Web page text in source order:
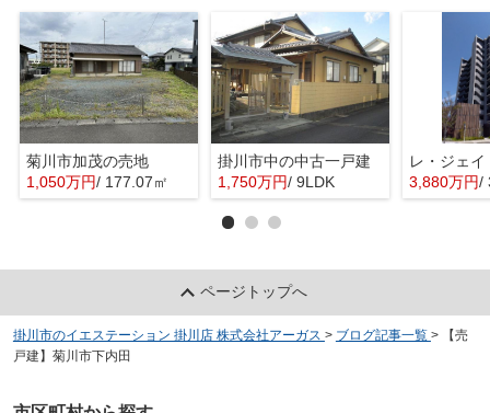
菊川市加茂の売地
1,050万円/ 177.07㎡
掛川市中の中古一戸建
1,750万円/ 9LDK
レ・ジェ
3,880万円/
ページトップへ
掛川市のイエステーション 掛川店 株式会社アーガス > ブログ記事一覧 >
【売
戸建】菊川市下内田